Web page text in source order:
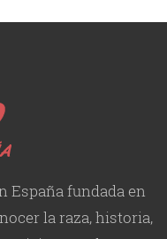
España fundada en
la raza, historia,